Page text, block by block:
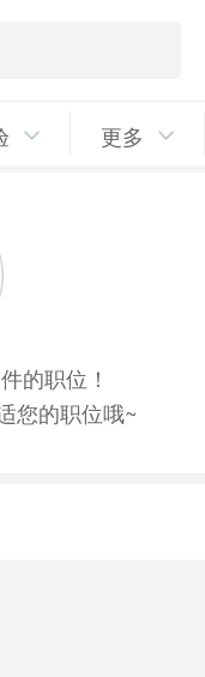
更多
的职位！
您的职位哦~